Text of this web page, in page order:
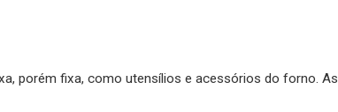
porém fixa, como utensílios e acessórios do forno. As